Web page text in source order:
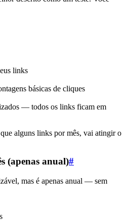
links
básicas de cliques
— todos os links ficam em
alguns links por mês, vai atingir o
(apenas anual)#
mas é apenas anual — sem